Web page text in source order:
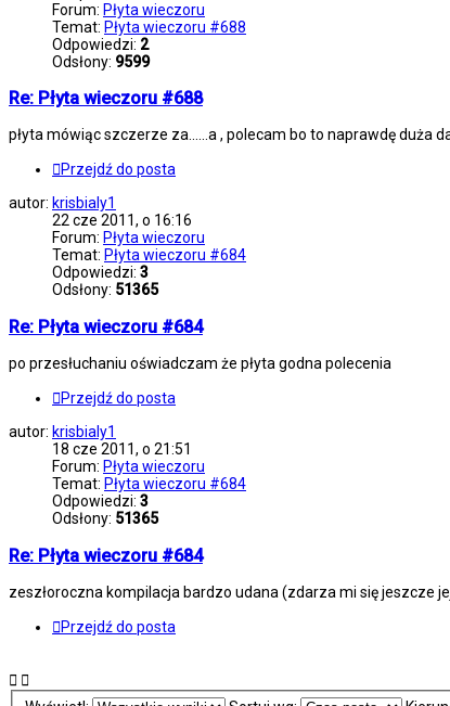
Forum: Płyta wieczoru
Temat: Płyta wieczoru #688
Odpowiedzi: 2
Odsłony: 9599
Re: Płyta wieczoru #688
płyta mówiąc szczerze za......a , polecam bo to naprawdę duża
Przejdź do posta
autor: krisbialy1
22 cze 2011, o 16:16
Forum: Płyta wieczoru
Temat: Płyta wieczoru #684
Odpowiedzi: 3
Odsłony: 51365
Re: Płyta wieczoru #684
po przesłuchaniu oświadczam że płyta godna polecenia
Przejdź do posta
autor: krisbialy1
18 cze 2011, o 21:51
Forum: Płyta wieczoru
Temat: Płyta wieczoru #684
Odpowiedzi: 3
Odsłony: 51365
Re: Płyta wieczoru #684
zeszłoroczna kompilacja bardzo udana (zdarza mi się jeszcze
Przejdź do posta